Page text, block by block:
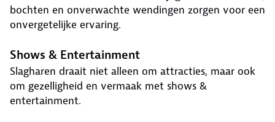
bochten en onverwachte wendingen zorgen voor een
onvergetelijke ervaring.
Shows & Entertainment
Slagharen draait niet alleen om attracties, maar ook
om gezelligheid en vermaak met shows &
entertainment.